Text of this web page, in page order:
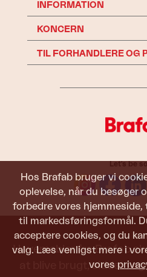
Hos Brafab bruger vi
oplevelse, når du besøger
forbedre vores
til markedsføringsformål.
acceptere cookies, og du
valg. Læs venligst mere i
vores
INFORMATION
KONCERN
TIL FORHANDLERE OG
Let's be
Havemøbler fra Brafab
at blive brugt, siddet i og